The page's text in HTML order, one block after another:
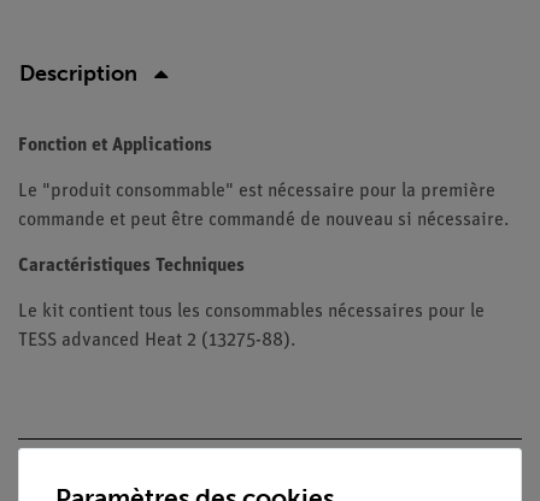
Description
Fonction et Applications
Le "produit consommable" est nécessaire pour la première
commande et peut être commandé de nouveau si nécessaire.
Caractéristiques Techniques
Le kit contient tous les consommables nécessaires pour le
TESS advanced Heat 2 (13275-88).